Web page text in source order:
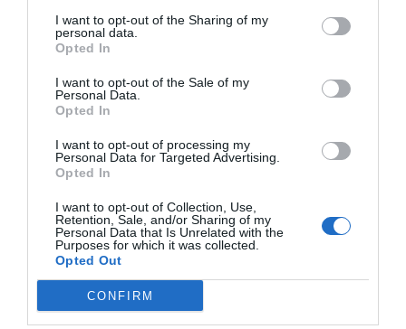
I want to opt-out of the Sharing of my
personal data.
Opted In
I want to opt-out of the Sale of my
Personal Data.
Opted In
I want to opt-out of processing my
Personal Data for Targeted Advertising.
Opted In
I want to opt-out of Collection, Use,
Retention, Sale, and/or Sharing of my
Personal Data that Is Unrelated with the
Purposes for which it was collected.
Opted Out
CONFIRM
à 1.10 km du point 19
à 2.26 km du point 19
à 1.56 km du point 19
Itinéraire
321 km (tiempo estimado3 heures 9 minutes)
Prendre la direction nord-est